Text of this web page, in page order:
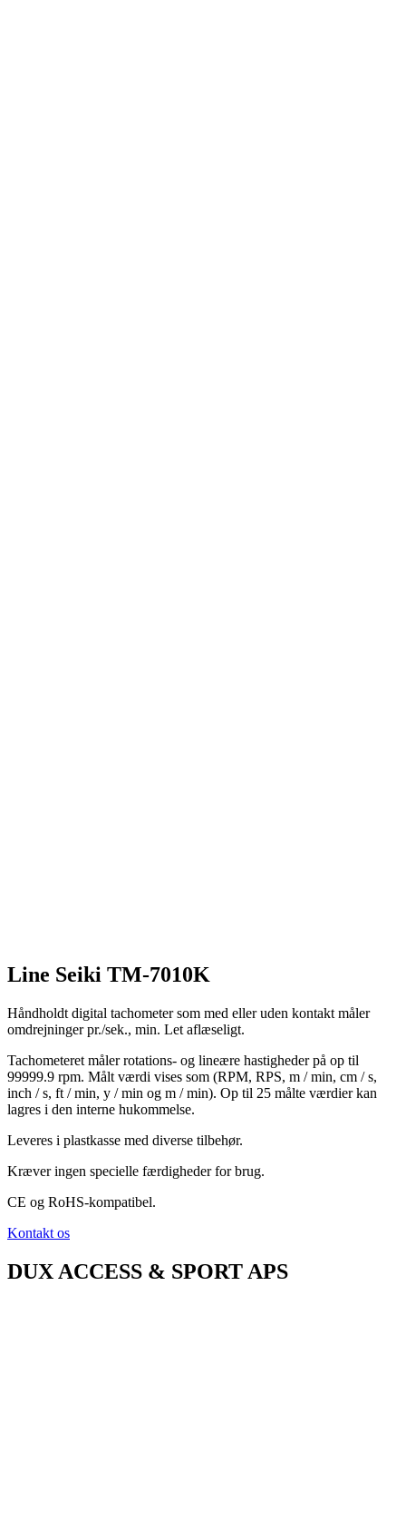
Line Seiki TM-7010K
Håndholdt digital tachometer som med eller uden kontakt måler
omdrejninger pr./sek., min. Let aflæseligt.
Tachometeret måler rotations- og lineære hastigheder på op til
99999.9 rpm. Målt værdi vises som (RPM, RPS, m / min, cm / s,
inch / s, ft / min, y / min og m / min). Op til 25 målte værdier kan
lagres i den interne hukommelse.
Leveres i plastkasse med diverse tilbehør.
Kræver ingen specielle færdigheder for brug.
CE og RoHS-kompatibel.
Kontakt os
DUX ACCESS & SPORT APS